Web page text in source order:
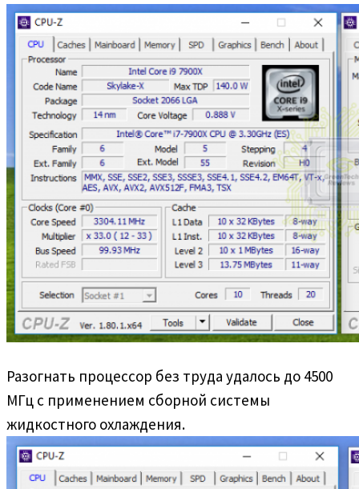
Разогнать процессор без труда удалось до 4500
МГц с применением сборной системы
жидкостного охлаждения.